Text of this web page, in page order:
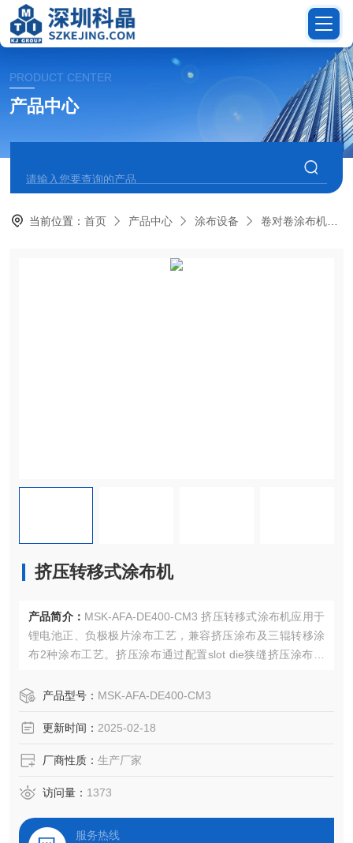
PRODUCT CENTER
产品中心
当前位置：首页 产品中心 涂布设备 卷对卷涂布机
挤压转移式涂布机
产品简介： MSK-AFA-DE400-CM3 挤压转移式涂布机应用于
锂电池正、负极极片涂布工艺，兼容挤压涂布及三辊转移涂
布2种涂布工艺。挤压涂布通过配置slot die狭缝挤压涂布模
纹涂布、间歇涂布、网格涂布等涂布工艺。三辊转移涂布采
布、间歇涂布两种涂布涂布工艺。
产品型号： MSK-AFA-DE400-CM3
更新时间： 2025-02-18
厂商性质： 生产厂家
访问量： 1373
服务热线